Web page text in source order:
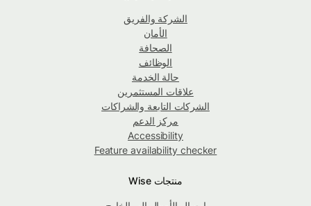
الشركة والفريق
الأمان
الصحافة
الوظائف
حالة الخدمة
علاقات المستثمرين
الشركات التابعة والشراكات
مركز الدعم
Accessibility
Feature availability checker
منتجات Wise